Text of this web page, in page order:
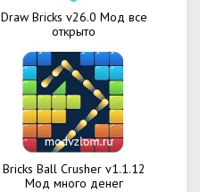
Draw Bricks v26.0 Мод все
открыто
Bricks Ball Crusher v1.1.12
Мод много денег